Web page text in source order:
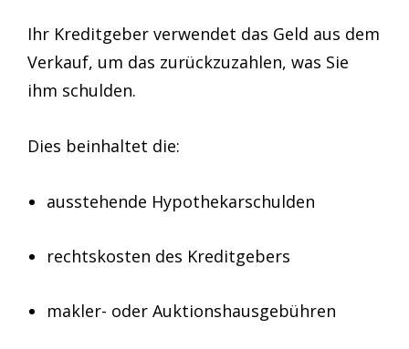
Ihr Kreditgeber verwendet das Geld aus dem
Verkauf, um das zurückzuzahlen, was Sie
ihm schulden.
Dies beinhaltet die:
ausstehende Hypothekarschulden
rechtskosten des Kreditgebers
makler- oder Auktionshausgebühren